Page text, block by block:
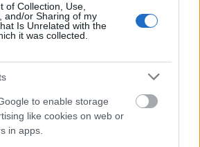
of Collection, Use,
and/or Sharing of my
Is Unrelated with the
it was collected.
to enable storage
like cookies on web or
in apps.
της Google
Ειδήσεις